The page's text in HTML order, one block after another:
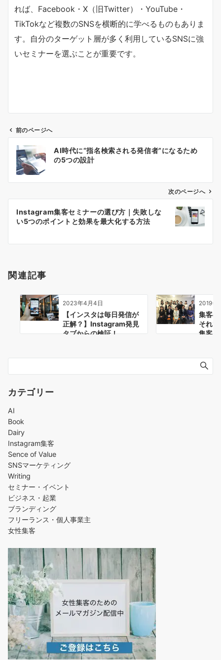
れば、Facebook・X（旧Twitter）・YouTube・
TikTokなど複数のSNSを横断的に学べるものもありま
す。自分のターゲット層が多く利用しているSNSに強
いセミナーを選ぶことが重要です。
ビ
ン
前のページへ
AI時代に“指名検索される発信者”になるため
の5つの設計
次のページへ
Instagram集客セミナーの選び方｜失敗しな
い5つのポイントと効果を最大化する方法
関連記事
2023年4月4日
【インスタは毎日発信が
正解？】Instagram発見
タブからの検証！
2019年
集客
それ
集客
カテゴリー
AI
Book
Dairy
Instagram集客
Sence of Value
SNSマーケティング
Writing
セミナー・イベント
ビジネス・起業
ブランディング
フリーランス・個人事業主
女性集客